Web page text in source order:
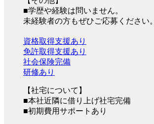
■学歴や経験は問いません。
未経験者の方もぜひご応募ください。
資格取得支援あり
免許取得支援あり
社会保険完備
研修あり
【社宅について】
■本社近隣に借り上げ社宅完備
■初期費用サポートあり